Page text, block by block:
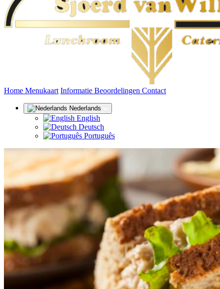
Home (huidige)
Menukaart Informatie Beoordelingen Contact
Nederlands
English
Deutsch
Português